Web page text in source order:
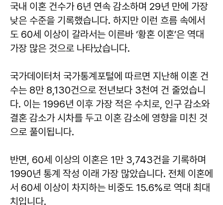
​​​​​​​국내 이혼 건수가 6년 연속 감소하며 29년 만에 가장
낮은 수준을 기록했습니다. 하지만 이런 흐름 속에서
도 60세 이상이 갈라서는 이른바 ‘황혼 이혼’은 역대
가장 많은 것으로 나타났습니다.
국가데이터처 국가통계포털에 따르면 지난해 이혼 건
수는 8만 8,130건으로 전년보다 3천여 건 줄었습니
다. 이는 1996년 이후 가장 적은 수치로, 인구 감소와
결혼 감소가 시차를 두고 이혼 감소에 영향을 미친 것
으로 풀이됩니다.
반면, 60세 이상의 이혼은 1만 3,743건을 기록하며
1990년 통계 작성 이래 가장 많았습니다. 전체 이혼에
서 60세 이상이 차지하는 비중도 15.6%로 역대 최대
치입니다.